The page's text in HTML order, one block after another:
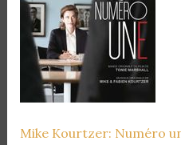
Mike Kourtzer: Numéro